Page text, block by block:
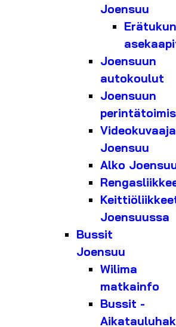
Joensuu
Erätukun
Joensuun
autokoulut
Joensuun
Joensuu
Alko
Joensuussa
Bussit
Joensuu
Wilima
matkainfo
Bussit -